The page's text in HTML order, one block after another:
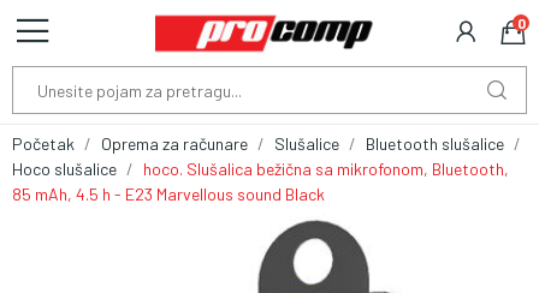
0
Početak Oprema za računare Slušalice
Bluetooth slušalice
Hoco slušalice
hoco. Slušalica bežična sa mikrofonom, Bluetooth,
85 mAh, 4.5 h - E23 Marvellous sound Black